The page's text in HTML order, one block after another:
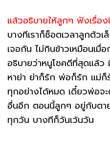
แล้วอธิบายให้ลูกๆ ฟังเรื่อ
บางทีเราก็ช็อตเวลาลูกตัวเ
เจอกัน ไม่กินข้าวเหมือนเมื่
อธิบายว่าหนูโชคดีที่สุดแล้ว
หาย่า ย่าก็รัก พ่อก็รัก แม่ก็
ทุกอย่างได้หมด เดี๋ยวพ่อจ
อื่นอีก ตอนนี้ลูกๆ อยู่กับตา
ทุกวัน บางทีก็วันเว้นวัน